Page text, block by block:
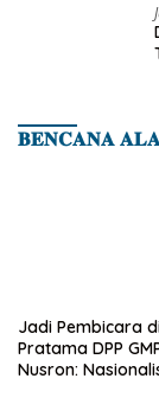
𝐁𝐄𝐍𝐂𝐀𝐍𝐀
Jadi Pembicara
Pratama DPP
Nusron: